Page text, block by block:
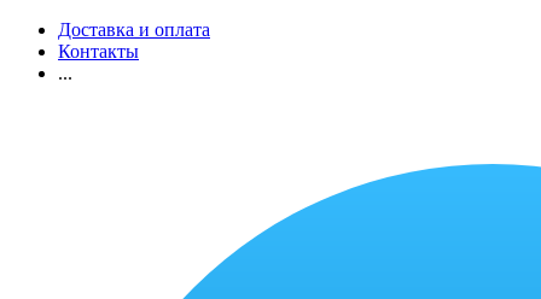
Доставка и оплата
Контакты
...